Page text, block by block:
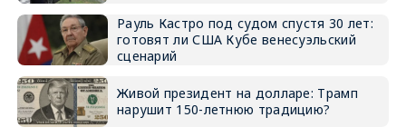
Рауль Кастро под судом спустя 30 лет:
готовят ли США Кубе венесуэльский
сценарий
Живой президент на долларе: Трамп
нарушит 150-летнюю традицию?